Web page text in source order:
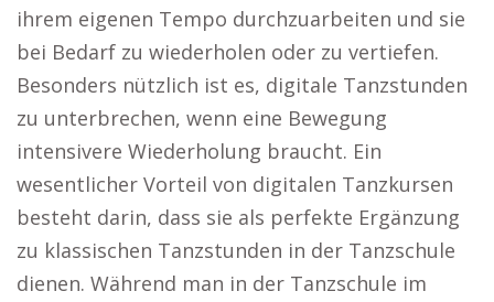
ihrem eigenen Tempo durchzuarbeiten und sie
bei Bedarf zu wiederholen oder zu vertiefen.
Besonders nützlich ist es, digitale Tanzstunden
zu unterbrechen, wenn eine Bewegung
intensivere Wiederholung braucht. Ein
wesentlicher Vorteil von digitalen Tanzkursen
besteht darin, dass sie als perfekte Ergänzung
zu klassischen Tanzstunden in der Tanzschule
dienen. Während man in der Tanzschule im